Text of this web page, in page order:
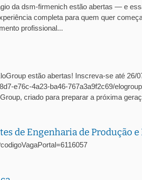
da dsm-firmenich estão abertas — e
completa para quem quer
profissional...
estão abertas! Inscreva-se até 26/
e76c-4a23-ba46-767a3a9f2c69/
criado para preparar a próxima
de Engenharia de Produção